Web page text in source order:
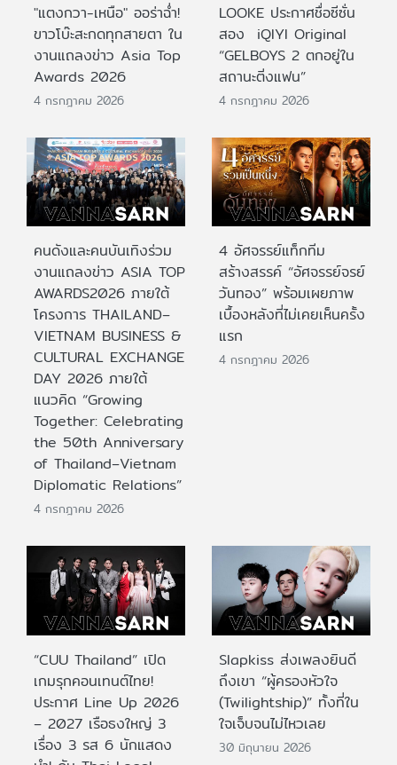
"แตงกวา-เหนือ" ออร่าฉ่ำ!
ขาวโบ๊ะสะกดทุกสายตา ใน
งานแถลงข่าว Asia Top
Awards 2026
4 กรกฎาคม 2026
LOOKE ประกาศชื่อซีซั่น
สอง iQIYI Original
“GELBOYS 2 ตกอยู่ใน
สถานะติ่งแฟน”
4 กรกฎาคม 2026
คนดังและคนบันเทิงร่วม
งานแถลงข่าว ASIA TOP
AWARDS2026 ภายใต้
โครงการ THAILAND–
VIETNAM BUSINESS &
CULTURAL EXCHANGE
DAY 2026 ภายใต้
แนวคิด “Growing
Together: Celebrating
the 50th Anniversary
of Thailand–Vietnam
Diplomatic Relations”
4 กรกฎาคม 2026
4 อัศจรรย์แท็กทีม
สร้างสรรค์ “อัศจรรย์จรย์
วันทอง” พร้อมเผยภาพ
เบื้องหลังที่ไม่เคยเห็นครั้ง
แรก
4 กรกฎาคม 2026
“CUU Thailand” เปิด
เกมรุกคอนเทนต์ไทย!
ประกาศ Line Up 2026
– 2027 เรือธงใหญ่ 3
เรื่อง 3 รส 6 นักแสดง
Slapkiss ส่งเพลงยินดี
ถึงเขา “ผู้ครองหัวใจ
(Twilightship)” ทั้งที่ใน
ใจเจ็บจนไม่ไหวเลย
30 มิถุนายน 2026